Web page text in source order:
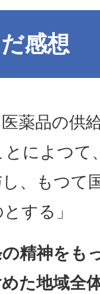
感想
医薬品の供
によつて
、もつて
する」
精神をも
た地域全